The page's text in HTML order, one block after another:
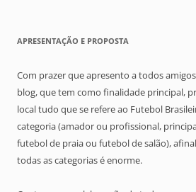
APRESENTAÇÃO E PROPOSTA
Com prazer que apresento a todos
blog, que tem como finalidade principal,
local tudo que se refere ao Futebol
categoria (amador ou profissional,
futebol de praia ou futebol de salão),
todas as categorias é enorme.